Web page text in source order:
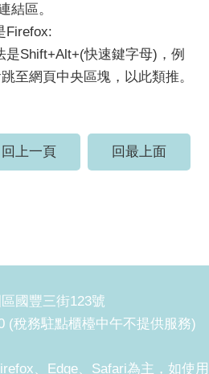
結區。
Firefox:
是Shift+Alt+(快速鍵字母)，例
至網頁中央區塊，以此類推。
回上一頁 回最上面
國豐三街123號
(稅務駐點櫃檯中午不提供服務)
、Edge、Safari為主，如使用